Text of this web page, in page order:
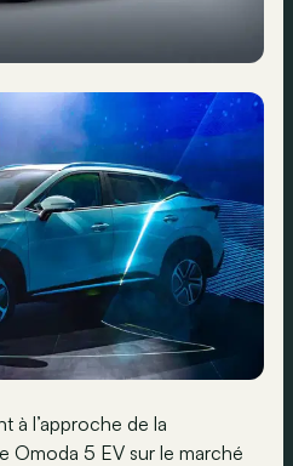
à l’approche de la
Omoda 5 EV sur le marché